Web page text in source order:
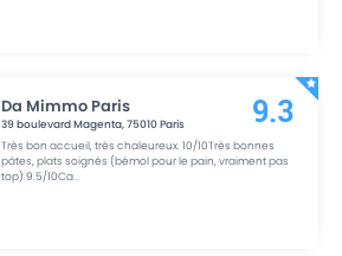
Da Mimmo Paris
39 boulevard Magenta,75010Paris
Très bon accueil, très chaleureux. 10/10Très bonnes
pâtes, plats soignés (bémol pour le pain, vraiment pas
top) 9.5/10Ca...
9.3